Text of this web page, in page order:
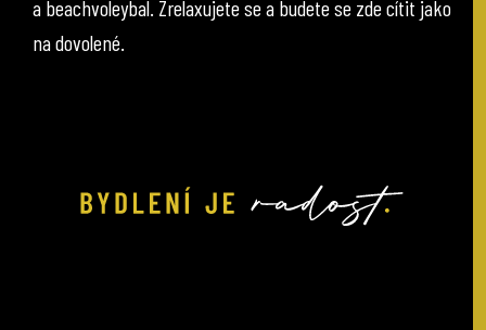
a beachvoleybal. Zrelaxujete se a budete se zde cítit jako
na dovolené.